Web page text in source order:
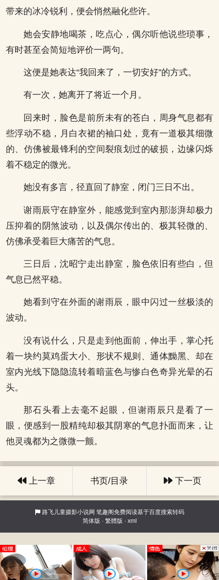
带来的冰冷锐利，便会悄然融化些许。
她会安静地喝茶，吃点心，偶尔听他说些琐事，
有时甚至会简短地评价一两句。
这便是她表达“我回来了，一切安好”的方式。
有一次，她离开了将近一个月。
回来时，脸色是前所未有的苍白，周身气息都有
些浮动不稳，月白衣裙的袖口处，竟有一道极其细微
的、仿佛被最锋利的空间裂痕划过的破损，边缘闪烁
着不稳定的微光。
她没有多言，径直回了静室，闭门三日不出。
谢雨辰守在静室外，能感觉到室内那澎湃却极力
压抑着的阴煞波动，以及偶尔传出的、极其轻微的、
仿佛承受着巨大痛苦的气息。
三日后，沈昭宁走出静室，脸色依旧有些白，但
气息已然平稳。
她看到守在外面的谢雨辰，眼中闪过一丝极淡的
波动。
没有说什么，只是走到他面前，伸出手，掌心托
着一块约莫鸡蛋大小、形状不规则、通体黝黑、却在
室内光线下隐隐流转着暗蓝色与惨白色奇异光晕的石
头。
那石头看上去毫不起眼，但谢雨辰只是看了一
眼，便感到一股精纯却极其阴寒的气息扑面而来，让
他灵魂都为之微微一颤。
上一章 书页/目录 下一页
路飞儿童摄影小说网 笔趣阁免费阅读基于百度搜索转码
简体版 · 繁體版 · xml